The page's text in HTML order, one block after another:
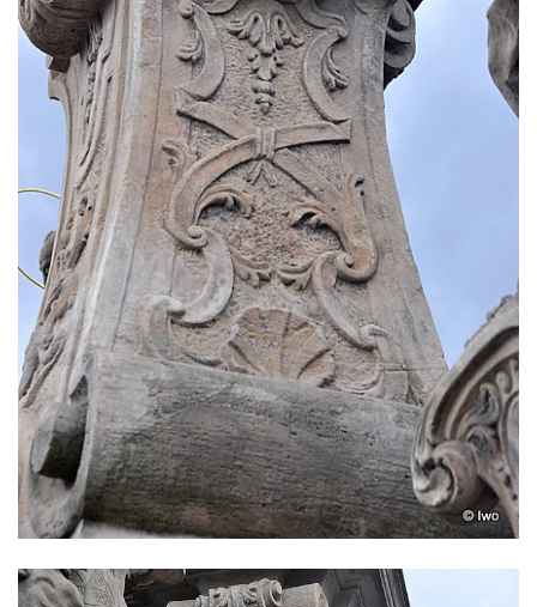
Postoloprtech
Sloup Panny Marie na jižním okraji Mařenic
Sloup s kaplicí (boží muka) v Jablonném v
Podještědí – Markvarticích u Palmeho
dvora
Sloup Panny Marie v zámecké zahradě v
Teplicích
Sloup Nejsvětější Trojice se svatým
Františkem Xaverským v zámeckém parku v
Duchcově
Sloup svatého Vavřince u náměstí Jiřího z
Poděbrad v Duchcově
Sloup Nejsvětější Trojice na Krakonošově
náměstí v Trutnově
Sloup Panny Marie na Dolním náměstí v
Olomouci
Sloup Panny Marie na Masarykově náměstí
ve Vyškově